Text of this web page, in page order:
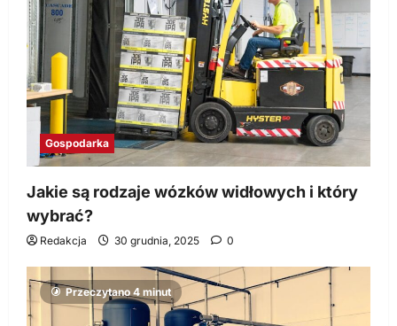
Gospodarka
Jakie są rodzaje wózków widłowych i który
wybrać?
Redakcja 30 grudnia, 2025 0
Przeczytano 4 minut